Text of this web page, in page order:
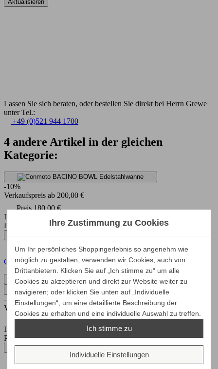
Lassen Sie sich beraten, oder bestellen Sie direkt bei Herrn Grewe
unter Tel.:
+49 (0)521 944 1700
4 andere Artikel in der gleichen
Kategorie:
-10%
Verkaufspreis ab 200,00 €
Preis 180,00 €
Ihr Spar-Preis
Preise inkl. ges. MwSt.
Conmoto BACINO BOWL Edelstahlwanne
Alle Varianten zeigen
-10%
Verkaufspreis ab 1.450,00 €
Preis 1.305,00 €
Ihr Spar-Preis
Preise inkl. ges. MwSt.
absolut versandkostenfrei
Ihre Zustimmung zu Cookies
Um Ihr persönliches Shoppingerlebnis so angenehm wie
möglich zu gestalten, verwenden wir Cookies, auch von
Drittanbietern. Klicken Sie auf „Ich stimme zu“ um alle
Cookies zu akzeptieren und direkt zur Website weiter zu
navigieren; oder klicken Sie unten auf „Individuelle
Einstellungen“, um eine detaillierte Beschreibung der
Cookies zu erhalten und eine individuelle Auswahl zu treffen.
Ich stimme zu
Individuelle Einstellungen